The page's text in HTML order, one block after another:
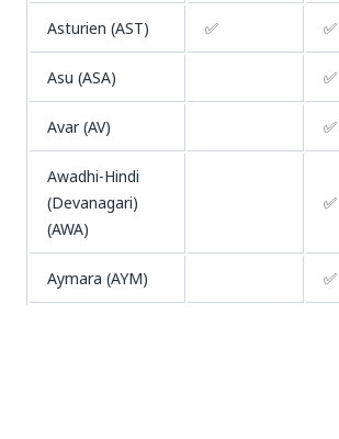
Asturien (AST) ✅ ✅
Asu (ASA) ✅
Avar (AV) ✅
Awadhi-Hindi
(Devanagari)
(AWA)
✅
Aymara (AYM) ✅